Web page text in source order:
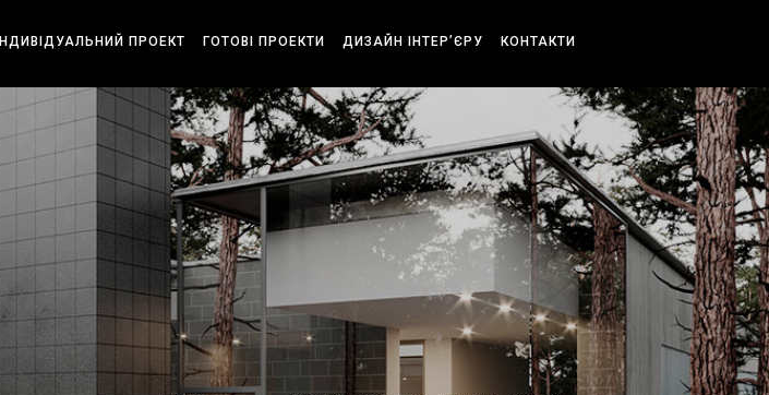
ІНДИВІДУАЛЬНИЙ ПРОЕКТ ГОТОВІ ПРОЕКТИ ДИЗАЙН ІНТЕР’ЄРУ КОНТАКТИ